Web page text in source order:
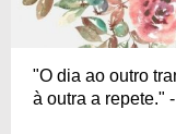
"O dia ao outro
à outra a repete." -